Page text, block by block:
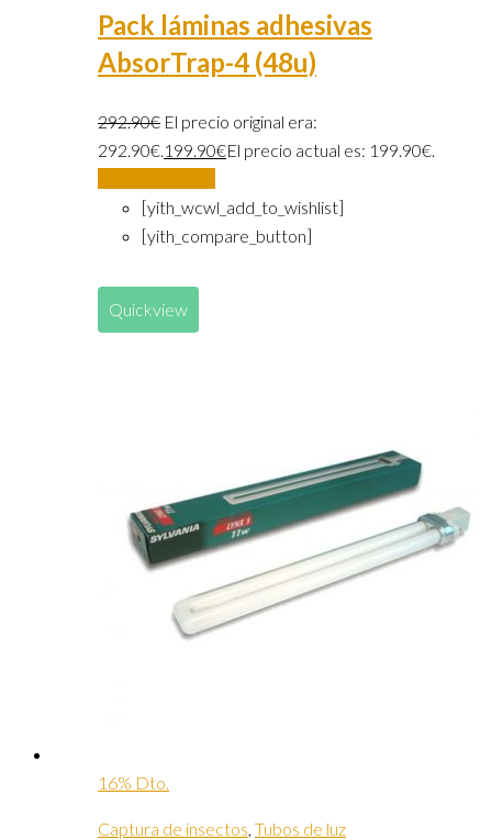
Pack láminas adhesivas
AbsorTrap-4 (48u)
292.90€ El precio original era:
292.90€.199.90€El precio actual es: 199.90€.
[yith_wcwl_add_to_wishlist]
[yith_compare_button]
Quickview
16% Dto.
Captura de insectos, Tubos de luz